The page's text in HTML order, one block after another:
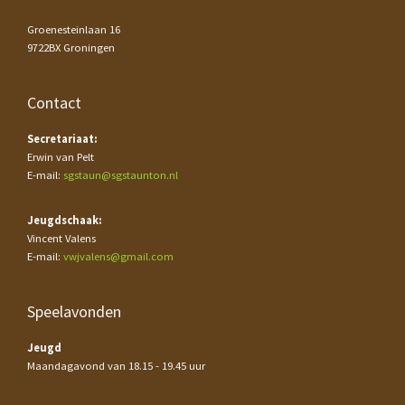
Groenesteinlaan 16
9722BX Groningen
Contact
Secretariaat:
Erwin van Pelt
E-mail: sgstaun@sgstaunton.nl
Jeugdschaak:
Vincent Valens
E-mail: vwjvalens@gmail.com
Speelavonden
Jeugd
Maandagavond van 18.15 - 19.45 uur